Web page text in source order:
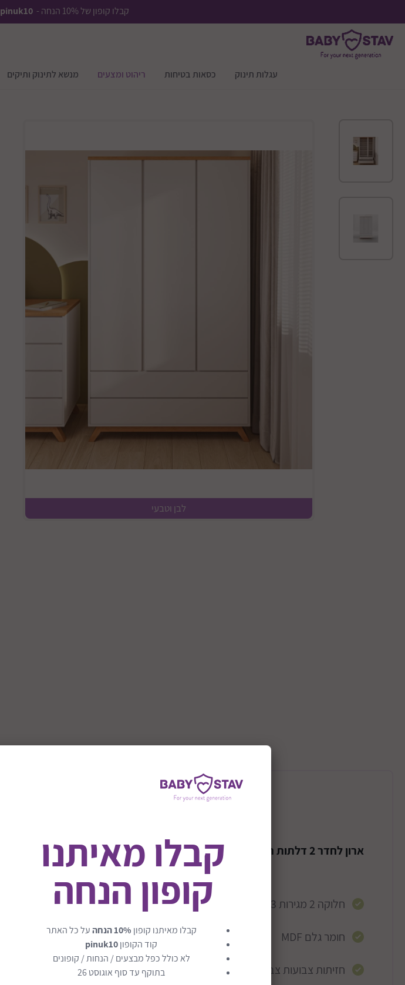
קבלו קופון של 10% הנחה - pinuk10
עגלות תינוק כסאות בטיחות ריהוט ומצעים מנשא לתינוק ותיקים
לבן וטבעי
תיאור המוצר
ארון לחדר 2 דלתות רוחב 120 דגם מקאו
חלוקה 2 מגירות 3 דלתות, תלייה בצד ימין
חומר גלם MDF
חזיתות צבועות צבע תנור
קבלו מאיתנו
קופון הנחה
קבלו מאיתנו קופון 10% הנחה
על כל האתר
קוד הקופוןpinuk10
לא כולל כפל מבצעים / הנחות / קופונים
בתוקף עד סוף אוגוסט 26